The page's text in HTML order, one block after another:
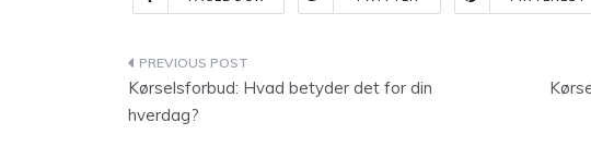
Indlægsnavigation
Kørselsforbud: Hvad betyder det for din
hverdag?